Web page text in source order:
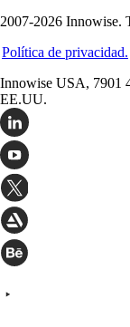
2007-2026 Innowise.
Política de privacidad.
Innowise USA, 7901
EE.UU.